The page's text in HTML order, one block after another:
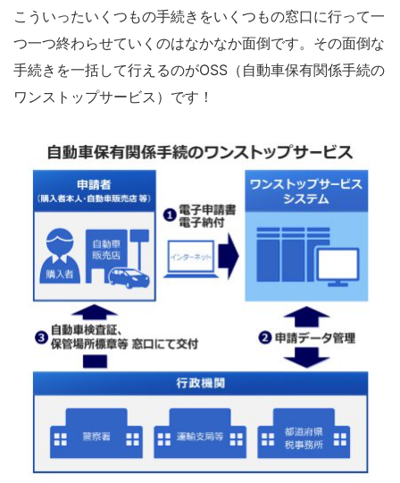
こういったいくつもの手続きをいくつもの窓口に行って一
つ一つ終わらせていくのはなかなか面倒です。その面倒な
手続きを一括して行えるのがOSS（自動車保有関係手続の
ワンストップサービス）です！